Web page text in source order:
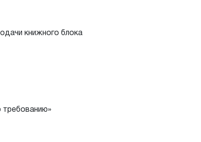
книжного блока
требованию»